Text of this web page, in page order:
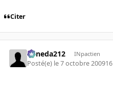
Citer
keneda212 INpactien
Posté(e) le 7 octobre 2009